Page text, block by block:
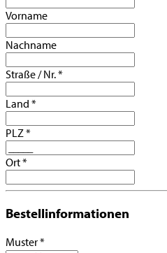
Vorname
Nachname
Straße / Nr.*
Land *
PLZ*
Ort*
Bestellinformationen
Muster*